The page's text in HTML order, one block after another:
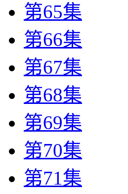
第65集
第66集
第67集
第68集
第69集
第70集
第71集